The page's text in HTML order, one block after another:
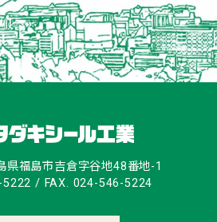
県福島市吉倉字谷地48番地-1
5222 / FAX. 024-546-5224